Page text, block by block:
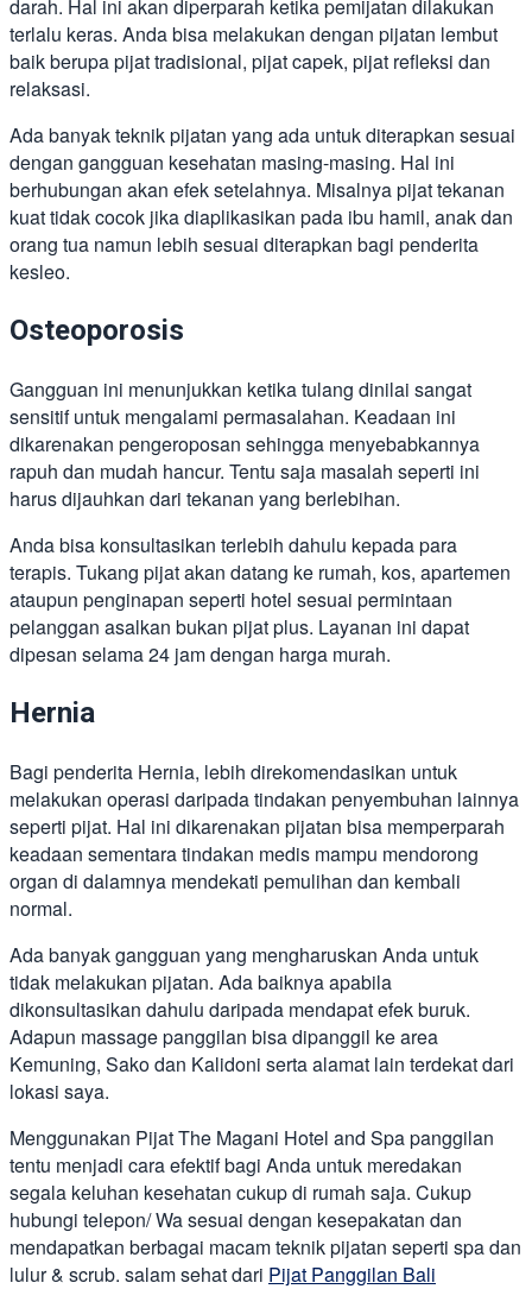
darah. Hal ini akan diperparah ketika pemijatan dilakukan
terlalu keras. Anda bisa melakukan dengan pijatan lembut
baik berupa pijat tradisional, pijat capek, pijat refleksi dan
relaksasi.
Ada banyak teknik pijatan yang ada untuk diterapkan sesuai
dengan gangguan kesehatan masing-masing. Hal ini
berhubungan akan efek setelahnya. Misalnya pijat tekanan
kuat tidak cocok jika diaplikasikan pada ibu hamil, anak dan
orang tua namun lebih sesuai diterapkan bagi penderita
kesleo.
Osteoporosis
Gangguan ini menunjukkan ketika tulang dinilai sangat
sensitif untuk mengalami permasalahan. Keadaan ini
dikarenakan pengeroposan sehingga menyebabkannya
rapuh dan mudah hancur. Tentu saja masalah seperti ini
harus dijauhkan dari tekanan yang berlebihan.
Anda bisa konsultasikan terlebih dahulu kepada para
terapis. Tukang pijat akan datang ke rumah, kos, apartemen
ataupun penginapan seperti hotel sesuai permintaan
pelanggan asalkan bukan pijat plus. Layanan ini dapat
dipesan selama 24 jam dengan harga murah.
Hernia
Bagi penderita Hernia, lebih direkomendasikan untuk
melakukan operasi daripada tindakan penyembuhan lainnya
seperti pijat. Hal ini dikarenakan pijatan bisa memperparah
keadaan sementara tindakan medis mampu mendorong
organ di dalamnya mendekati pemulihan dan kembali
normal.
Ada banyak gangguan yang mengharuskan Anda untuk
tidak melakukan pijatan. Ada baiknya apabila
dikonsultasikan dahulu daripada mendapat efek buruk.
Adapun massage panggilan bisa dipanggil ke area
Kemuning, Sako dan Kalidoni serta alamat lain terdekat dari
lokasi saya.
Menggunakan Pijat The Magani Hotel and Spa panggilan
tentu menjadi cara efektif bagi Anda untuk meredakan
segala keluhan kesehatan cukup di rumah saja. Cukup
hubungi telepon/ Wa sesuai dengan kesepakatan dan
mendapatkan berbagai macam teknik pijatan seperti spa dan
lulur & scrub. salam sehat dari Pijat Panggilan Bali